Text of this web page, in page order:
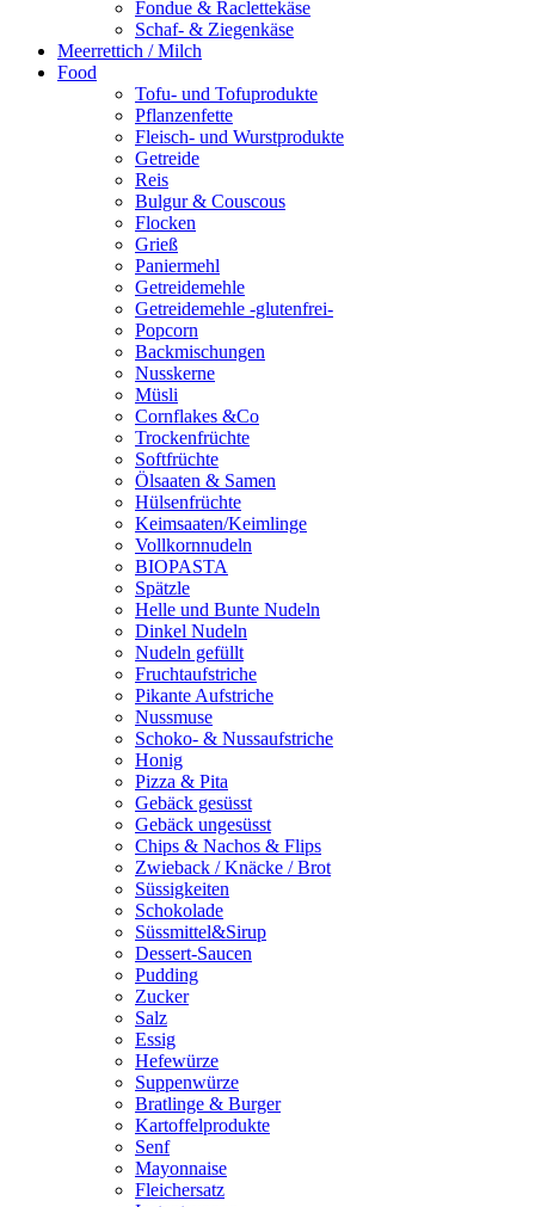
Fondue & Raclettekäse
Schaf- & Ziegenkäse
Meerrettich / Milch
Food
Tofu- und Tofuprodukte
Pflanzenfette
Fleisch- und Wurstprodukte
Getreide
Reis
Bulgur & Couscous
Flocken
Grieß
Paniermehl
Getreidemehle
Getreidemehle -glutenfrei-
Popcorn
Backmischungen
Nusskerne
Müsli
Cornflakes &Co
Trockenfrüchte
Softfrüchte
Ölsaaten & Samen
Hülsenfrüchte
Keimsaaten/Keimlinge
Vollkornnudeln
BIOPASTA
Spätzle
Helle und Bunte Nudeln
Dinkel Nudeln
Nudeln gefüllt
Fruchtaufstriche
Pikante Aufstriche
Nussmuse
Schoko- & Nussaufstriche
Honig
Pizza & Pita
Gebäck gesüsst
Gebäck ungesüsst
Chips & Nachos & Flips
Zwieback / Knäcke / Brot
Süssigkeiten
Schokolade
Süssmittel&Sirup
Dessert-Saucen
Pudding
Zucker
Salz
Essig
Hefewürze
Suppenwürze
Bratlinge & Burger
Kartoffelprodukte
Senf
Mayonnaise
Fleichersatz